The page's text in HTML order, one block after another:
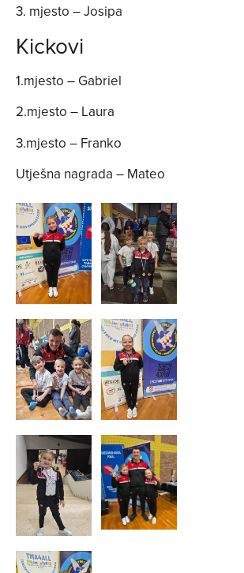
3. mjesto – Josipa
Kickovi
1.mjesto – Gabriel
2.mjesto – Laura
3.mjesto – Franko
Utješna nagrada – Mateo